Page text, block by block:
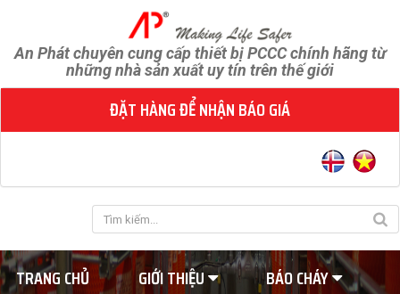
An Phát chuyên cung cấp thiết bị PCCC chính hãng từ
những nhà sản xuất uy tín trên thế giới
ĐẶT HÀNG ĐỂ NHẬN BÁO GIÁ
TRANG CHỦ GIỚI THIỆU
BÁO CHÁY